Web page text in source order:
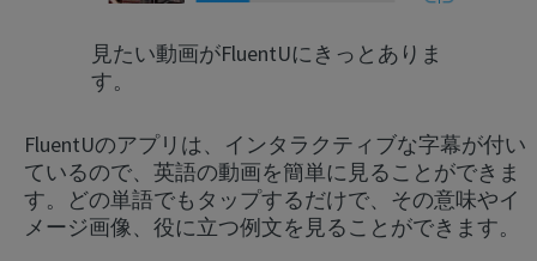
見たい動画がFluentUにきっとありま
す。
FluentUのアプリは、インタラクティブな字幕が付い
ているので、英語の動画を簡単に見ることができま
す。どの単語でもタップするだけで、その意味やイ
メージ画像、役に立つ例文を見ることができます。